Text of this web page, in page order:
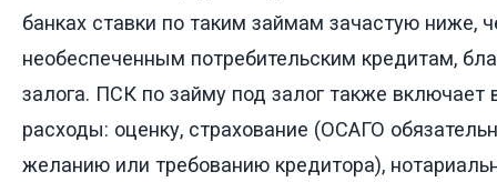
банках ставки по таким займам зачастую ниже,
необеспеченным потребительским кредитам,
залога. ПСК по займу под залог также включает
расходы: оценку, страхование (ОСАГО
желанию или требованию кредитора),